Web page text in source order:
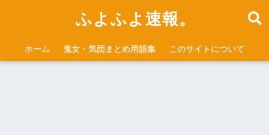
ふよふよ速報。
ホーム 鬼女・気団まとめ用語集 このサイトについて